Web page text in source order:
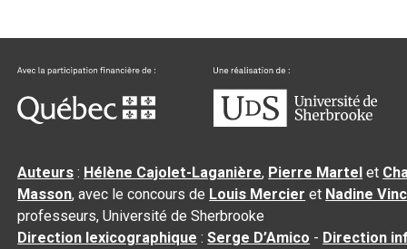
Auteurs : Hélène Cajolet-Laganière, Pierre Martel et
Masson, avec le concours de Louis Mercier et Nadine
professeurs, Université de Sherbrooke
Direction lexicographique :Serge D’Amico - Direction